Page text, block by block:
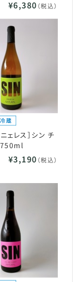
¥6,380 （税込）
ニェレス］シン チ
¥3,190 （税込）